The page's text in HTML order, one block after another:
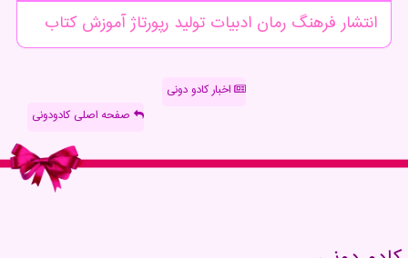
انتشار فرهنگ رمان ادبیات تولید رپورتاژآموزشكتاب
اخبار کادو دونی
صفحه اصلی کادودونی